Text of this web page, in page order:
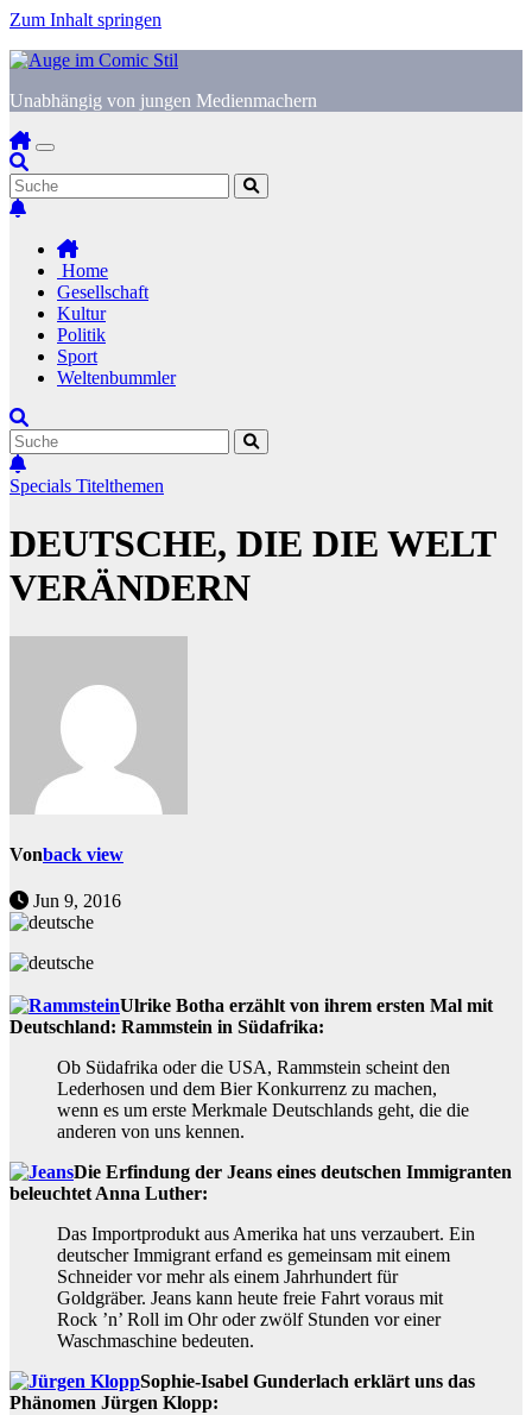
Zum Inhalt springen
Unabhängig von jungen Medienmachern
Home
Gesellschaft
Kultur
Politik
Sport
Weltenbummler
Specials Titelthemen
DEUTSCHE, DIE DIE WELT
VERÄNDERN
Vonback view
Jun 9, 2016
Ulrike Botha erzählt von ihrem ersten Mal mit
Deutschland: Rammstein in Südafrika:
Ob Südafrika oder die USA, Rammstein scheint den
Lederhosen und dem Bier Konkurrenz zu machen,
wenn es um erste Merkmale Deutschlands geht, die die
anderen von uns kennen.
Die Erfindung der Jeans eines deutschen Immigranten
beleuchtet Anna Luther:
Das Importprodukt aus Amerika hat uns verzaubert. Ein
deutscher Immigrant erfand es gemeinsam mit einem
Schneider vor mehr als einem Jahrhundert für
Goldgräber. Jeans kann heute freie Fahrt voraus mit
Rock ’n’ Roll im Ohr oder zwölf Stunden vor einer
Waschmaschine bedeuten.
Sophie-Isabel Gunderlach erklärt uns das
Phänomen Jürgen Klopp: